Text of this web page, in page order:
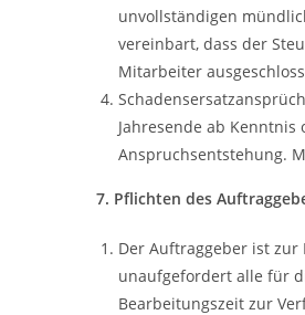
unvollständigen
vereinbart, dass der
Mitarbeiter
Jahresende ab
Anspruchsentstehung.
7. Pflichten des
Der Auftraggeber ist
unaufgefordert alle für
Bearbeitungszeit zur